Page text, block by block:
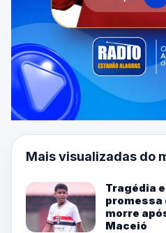
Mais visualizadas do
Tragédia
promessa
morre
Maceió